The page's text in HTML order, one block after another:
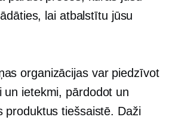
lai atbalstītu jūsu
organizācijas var piedzīvot
un ietekmi, pārdodot un
produktus tiešsaistē. Daži